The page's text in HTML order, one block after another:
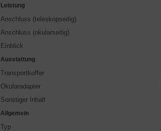
Leistung
Anschluss (teleskopseitig)
Anschluss (okularseitig)
Einblick
Ausstattung
Transportkoffer
Okularadapter
Sonstiger Inhalt
Allgemein
Typ